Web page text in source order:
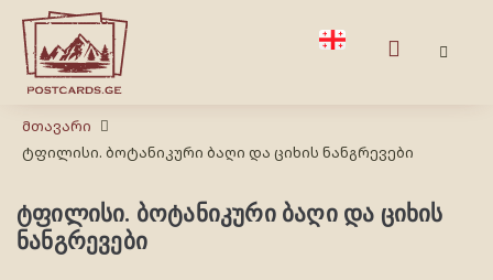
Მთავარი
ტფილისი. ბოტანიკური ბაღი და ციხის ნანგრევები
ტფილისი. ბოტანიკური ბაღი და ციხის
ნანგრევები